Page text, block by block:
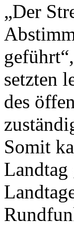
„Der
geführt“,
setzten
des
Somit
Landtag